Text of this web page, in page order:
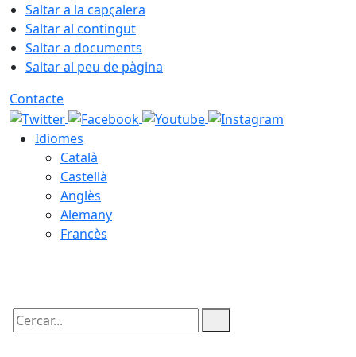
Saltar a la capçalera
Saltar al contingut
Saltar a documents
Saltar al peu de pàgina
Contacte
Idiomes
Català
Castellà
Anglès
Alemany
Francès
Cercar: